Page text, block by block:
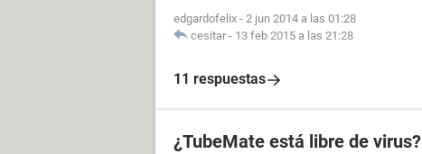
edgardofelix - 2 jun 2014 a las 01:28
cesitar - 13 feb 2015 a las 21:28
11 respuestas
¿TubeMate está libre de virus?